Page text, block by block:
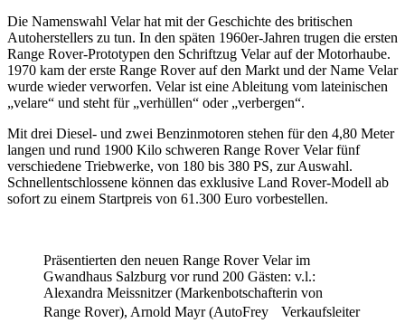
Die Namenswahl Velar hat mit der Geschichte des britischen
Autoherstellers zu tun. In den späten 1960er-Jahren trugen die ersten
Range Rover-Prototypen den Schriftzug Velar auf der Motorhaube.
1970 kam der erste Range Rover auf den Markt und der Name Velar
wurde wieder verworfen. Velar ist eine Ableitung vom lateinischen
„velare“ und steht für „verhüllen“ oder „verbergen“.
Mit drei Diesel- und zwei Benzinmotoren stehen für den 4,80 Meter
langen und rund 1900 Kilo schweren Range Rover Velar fünf
verschiedene Triebwerke, von 180 bis 380 PS, zur Auswahl.
Schnellentschlossene können das exklusive Land Rover-Modell ab
sofort zu einem Startpreis von 61.300 Euro vorbestellen.
Präsentierten den neuen Range Rover Velar im
Gwandhaus Salzburg vor rund 200 Gästen: v.l.:
Alexandra Meissnitzer (Markenbotschafterin von
Range Rover), Arnold Mayr (AutoFrey Verkaufsleiter